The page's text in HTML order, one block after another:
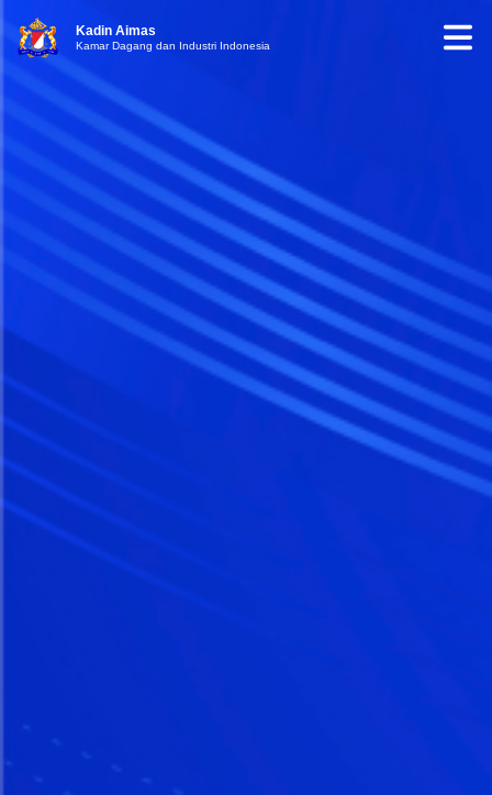
Kadin Aimas
Kamar Dagang dan Industri Indonesia